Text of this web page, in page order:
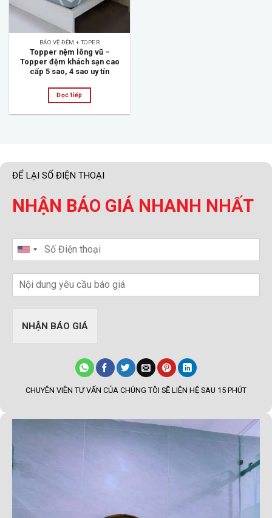
BẢO VỆ ĐỆM + TOPER
Topper nệm lông vũ –
Topper đệm khách sạn cao
cấp 5 sao, 4 sao uy tín
Đọc tiếp
ĐỂ LẠI SỐ ĐIỆN THOẠI
NHẬN BÁO GIÁ NHANH NHẤT
NHẬN BÁO GIÁ
CHUYÊN VIÊN TƯ VẤN CỦA CHÚNG TÔI SẼ LIÊN HỆ SAU 15 PHÚT